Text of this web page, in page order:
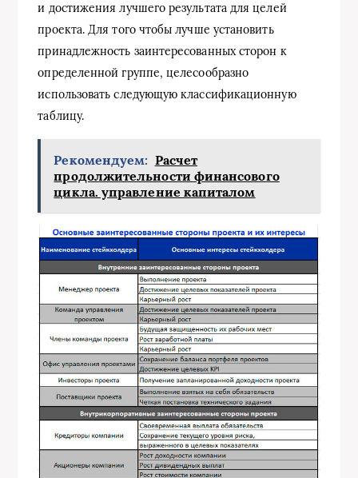
и достижения лучшего результата для целей
проекта. Для того чтобы лучше установить
принадлежность заинтересованных сторон к
определенной группе, целесообразно
использовать следующую классификационную
таблицу.
Рекомендуем: Расчет
продолжительности финансового
цикла. управление капиталом